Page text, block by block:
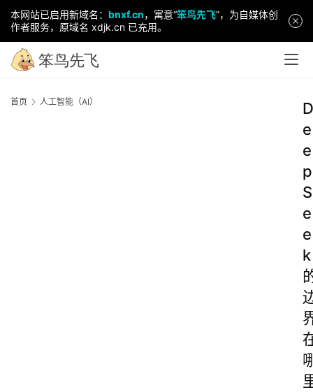
本网站已启用新域名： bnxf.cn，寓意“笨鸟先飞”，为自媒体创
作者服务，原域名 xdjk.cn 已充用。
首页 人工智能（AI）
D
e
e
p
S
e
e
k